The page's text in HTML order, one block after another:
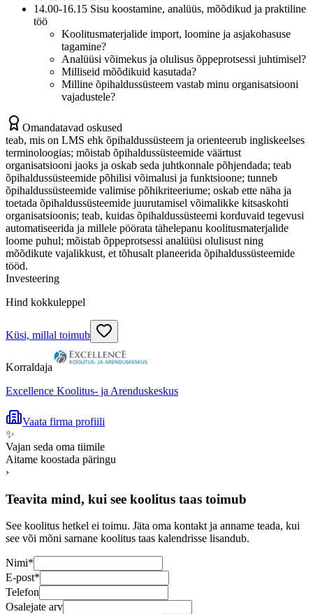
14.00-16.15 Sisu koostamine, analüüs, mõõdikud ja praktiline
töö
Koolitusmaterjalide import, loomine ja asjakohasuse
tagamine?
Analüüsi võimekus ja olulisus õppeprotsessi juhtimisel?
Milliseid mõõdikuid kasutada?
Milline õpihaldussüsteem vastab minu organisatsiooni
vajadustele?
Omandatavad oskused
teab, mis on LMS ehk õpihaldussüsteem ja orienteerub ingliskeelses
terminoloogias; mõistab õpihaldussüsteemide väärtust
organisatsiooni jaoks ja oskab seda juhtkonnale põhjendada; teab
õpihaldussüsteemide põhilisi võimalusi ja funktsioone; tunneb
õpihaldussüsteemide valimise põhikriteeriume; oskab ette näha ja
toetada õpihaldussüsteemide juurutamisel võimalikke kitsaskohti
organisatsioonis; teab, kuidas õpihaldussüsteemi korduvaid tegevusi
automatiseerida ja millele pöörata tähelepanu koolitusmaterjalide
loome puhul; mõistab õppeprotsessi analüüsi olulisust ning
mõõdikute vajalikkust, et tõhusalt planeerida õpihaldussüsteemide
tööd.
Investeering
Hind kokkuleppel
Küsi, millal toimub
Korraldaja
Excellence Koolitus- ja Arenduskeskus
Vaata firma profiili
✨
Vajan seda oma tiimile
Aitame koostada päringu
›
Teavita mind, kui see koolitus taas toimub
See koolitus hetkel ei toimu. Jäta oma kontakt ja anname teada, kui
see või mõni sarnane koolitus taas kalendrisse lisandub.
Nimi*
E-post*
Telefon
Osalejate arv